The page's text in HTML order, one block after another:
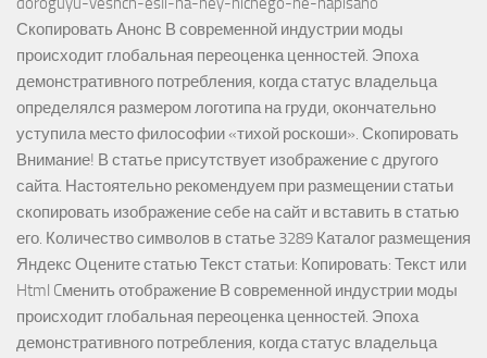
Скопировать Анонс В современной индустрии моды
происходит глобальная переоценка ценностей. Эпоха
демонстративного потребления, когда статус владельца
определялся размером логотипа на груди, окончательно
уступила место философии «тихой роскоши». Скопировать
Внимание! В статье присутствует изображение с другого
сайта. Настоятельно рекомендуем при размещении статьи
скопировать изображение себе на сайт и вставить в статью
его. Количество символов в статье 3289 Каталог размещения
Яндекс Оцените статью Текст статьи: Копировать: Текст или
Html Cменить отображение В современной индустрии моды
происходит глобальная переоценка ценностей. Эпоха
демонстративного потребления, когда статус владельца